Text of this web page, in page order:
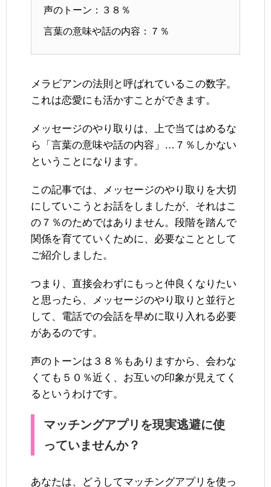
声のトーン：３８％
言葉の意味や話の内容：７％
メラビアンの法則と呼ばれているこの数字。
これは恋愛にも活かすことができます。
メッセージのやり取りは、上で当てはめるな
ら「言葉の意味や話の内容」…７％しかない
ということになります。
この記事では、メッセージのやり取りを大切
にしていこうとお話をしましたが、それはこ
の７％のためではありません。段階を踏んで
関係を育てていくために、必要なこととして
ご紹介しました。
つまり、直接会わずにもっと仲良くなりたい
と思ったら、メッセージのやり取りと並行と
して、電話での会話を早めに取り入れる必要
があるのです。
声のトーンは３８％もありますから、会わな
くても５０％近く、お互いの印象が見えてく
るというわけです。
マッチングアプリを現実逃避に使
っていませんか？
あなたは、どうしてマッチングアプリを使っ